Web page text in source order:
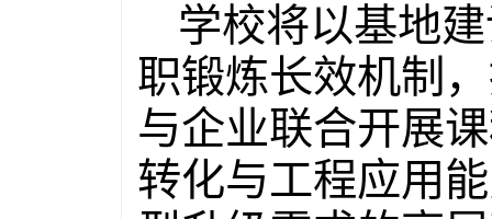
学校将以基地
职锻炼长效机制
与企业联合开展
转化与工程应用